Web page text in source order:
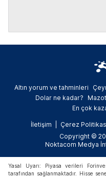
Altın yorum ve tahminleri
Dolar ne kadar?
En çok
İletişim Çerez
Copyright ©
Noktacom Medya
Yasal Uyarı: Piyasa verileri
tarafından sağlanmaktadır. Hisse